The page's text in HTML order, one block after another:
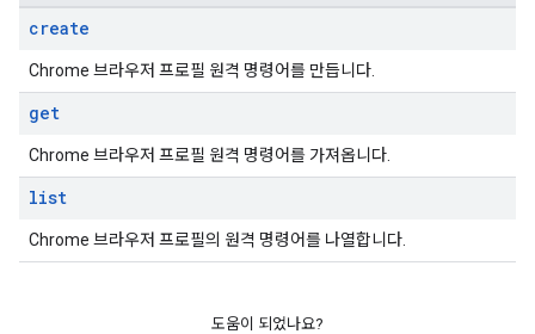
create
Chrome 브라우저 프로필 원격 명령어를 만듭니다.
get
Chrome 브라우저 프로필 원격 명령어를 가져옵니다.
list
Chrome 브라우저 프로필의 원격 명령어를 나열합니다.
도움이 되었나요?